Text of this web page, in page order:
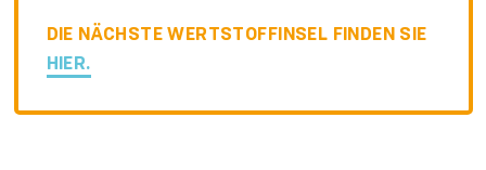
DIE NÄCHSTE WERT­STOFF­INSEL FINDEN SIE
HIER.